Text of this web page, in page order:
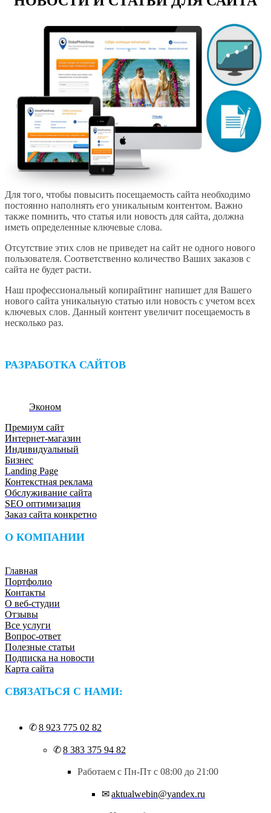
8 923 775 02 82
НАПИШИТЕ В ЧАТ
ЗАКАЗАТЬ САЙТ В ЧАТЕ
Для того, чтобы повысить посещаемость сайта необходимо
постоянно наполнять его уникальным контентом. Важно
также помнить, что статья или новость для сайта, должна
иметь определенные ключевые слова.
Отсутствие этих слов не приведет на сайт не одного нового
пользователя. Соответственно количество Ваших заказов с
сайта не будет расти.
Наш профессиональный копирайтинг напишет для Вашего
нового сайта уникальную статью или новость с учетом всех
ключевых слов. Данный контент увеличит посещаемость в
несколько раз.
РАЗРАБОТКА САЙТОВ
Эконом
Премиум сайт
Интернет-магазин
Индивидуальный
Бизнес
Landing Page
Контекстная реклама
Обслуживание сайта
SEO оптимизация
Заказ сайта конкретно
О КОМПАНИИ
Главная
Портфолио
Контакты
О веб-студии
Отзывы
Все услуги
Вопрос-ответ
Полезные статьи
Подписка на новости
Карта сайта
СВЯЗАТЬСЯ С НАМИ:
✆8 923 775 02 82
✆8 383 375 94 82
Работаемс Пн-Пт с 08:00 до 21:00
✉aktualwebin@yandex.ru